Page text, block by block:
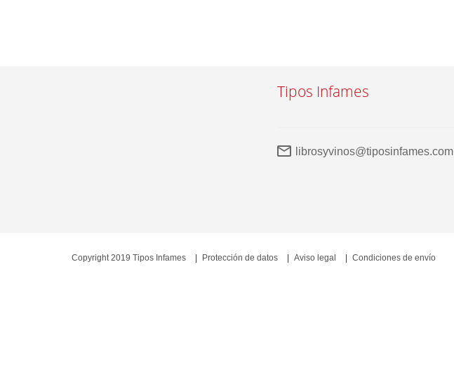
Tipos Infames
librosyvinos@tiposinfames.com
Copyright 2019 Tipos Infames Protección de datos Aviso legal Condiciones de envío